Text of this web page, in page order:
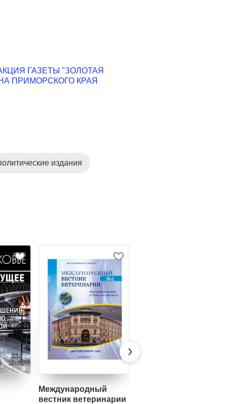
ГАЗЕТЫ "ЗОЛОТАЯ
ПРИМОРСКОГО КРАЯ
издания
Международный
вестник ветеринарии